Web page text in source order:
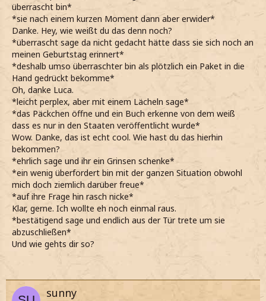
überrascht bin*
*sie nach einem kurzen Moment dann aber erwider*
Danke. Hey, wie weißt du das denn noch?
*überrascht sage da nicht gedacht hätte dass sie sich noch an
meinen Geburtstag erinnert*
*deshalb umso überraschter bin als plötzlich ein Paket in die
Hand gedrückt bekomme*
Oh, danke Luca.
*leicht perplex, aber mit einem Lächeln sage*
*das Päckchen öffne und ein Buch erkenne von dem weiß
dass es nur in den Staaten veröffentlicht wurde*
Wow. Danke, das ist echt cool. Wie hast du das hierhin
bekommen?
*ehrlich sage und ihr ein Grinsen schenke*
*ein wenig überfordert bin mit der ganzen Situation obwohl
mich doch ziemlich darüber freue*
*auf ihre Frage hin rasch nicke*
Klar, gerne. Ich wollte eh noch einmal raus.
*bestätigend sage und endlich aus der Tür trete um sie
abzuschließen*
Und wie gehts dir so?
sunny